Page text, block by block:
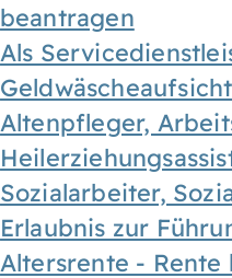
beantragen
Als
Altenpfleger,
Sozialarbeiter,
Erlaubnis zur
Altersrente -